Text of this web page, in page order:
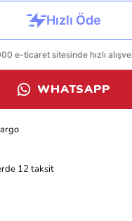
WHATSAPP
12 taksit